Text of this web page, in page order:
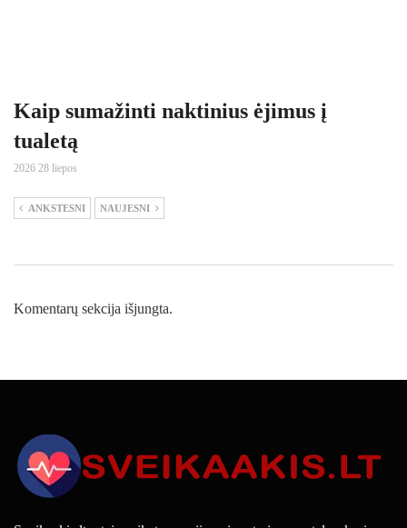
Kaip sumažinti naktinius ėjimus į
tualetą
2026 28 liepos
ANKSTESNI NAUJESNI
Komentarų sekcija išjungta.